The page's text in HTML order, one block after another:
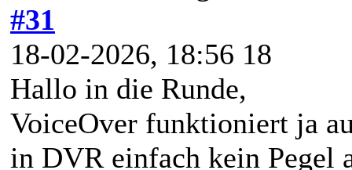
#31
18-02-2026, 18:56 18
Hallo in die Runde,
VoiceOver funktioniert ja
in DVR einfach kein Pegel